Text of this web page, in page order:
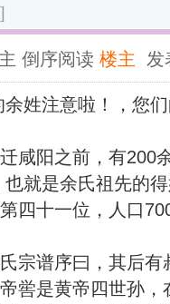
倒序阅读 楼主 发
余姓注意啦！，您
咸阳之前，有200
也就是余氏祖先的
四十一位，人口
宗谱序曰，其后
喾是黄帝四世孙